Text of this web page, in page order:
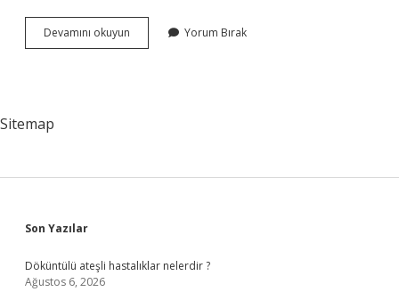
Devamını okuyun Konuşurken
Ağız
Yorum Bırak
Sitemap
Sidebar
Son Yazılar
Döküntülü ateşli hastalıklar nelerdir ?
Ağustos 6, 2026